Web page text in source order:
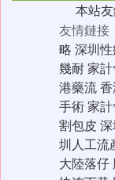
本站
友情鏈接
略 深圳
幾耐家
港藥流
手術家
割包皮
圳人工流
大陸落仔